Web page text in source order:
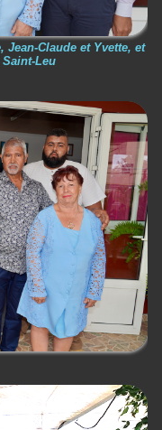
Claude et Yvette, et
Leu